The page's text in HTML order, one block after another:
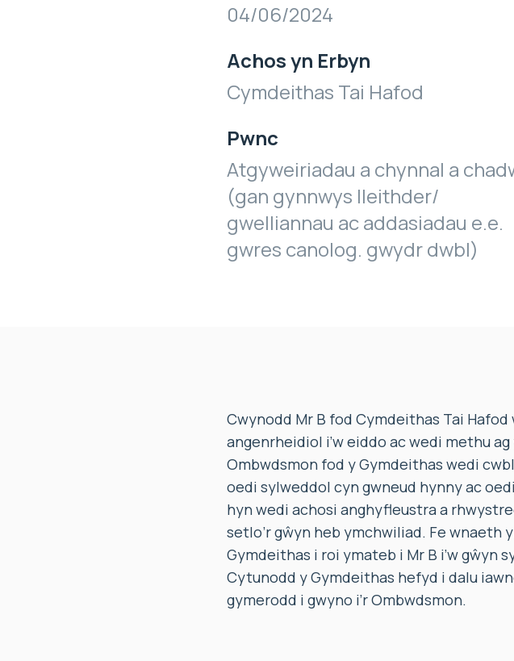
04/06/2024
Achos yn Erbyn
Cymdeithas Tai Hafod
Pwnc
Atgyweiriadau a chynnal a
(gan gynnwys lleithder/
gwelliannau ac addasiadau e.e.
gwres canolog. gwydr dwbl)
Cwynodd Mr B fod Cymdeithas Tai
angenrheidiol i’w eiddo ac wedi methu
Ombwdsmon fod y Gymdeithas wedi
oedi sylweddol cyn gwneud hynny ac
hyn wedi achosi anghyfleustra a
setlo’r gŵyn heb ymchwiliad. Fe wnaeth
Gymdeithas i roi ymateb i Mr B i’w gŵyn
Cytunodd y Gymdeithas hefyd i dalu
gymerodd i gwyno i’r Ombwdsmon.